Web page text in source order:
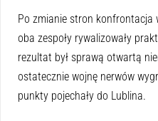
Po zmianie stron konfrontacja
oba zespoły rywalizowały
rezultat był sprawą otwartą
ostatecznie wojnę nerwów
punkty pojechały do Lublina.